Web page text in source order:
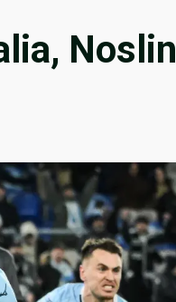
Noslin